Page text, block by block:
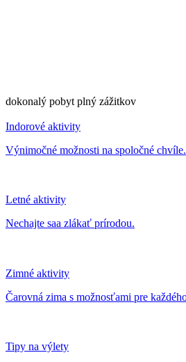
dokonalý pobyt plný zážitkov
Indorové aktivity
Výnimočné možnosti na spoločné chvíle.
Letné aktivity
Nechajte saa zlákať prírodou.
Zimné aktivity
Čarovná zima s možnosťami pre
Tipy na výlety